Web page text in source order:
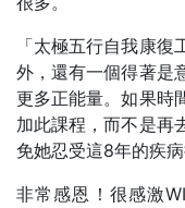
「太極五行自我康
外，還有一個得著是
更多正能量。如果時
加此課程，而不是再
免她忍受這8年的疾病
非常感恩！很感激